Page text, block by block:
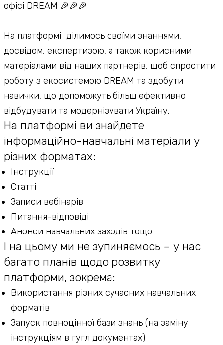
офісі DREAM 🎉🎉🎉
На платформі ділимось своїми знаннями,
досвідом, експертизою, а також корисними
матеріалами від наших партнерів, щоб спростити
роботу з екосистемою DREAM та здобути
навички, що допоможуть більш ефективно
відбудувати та модернізувати Україну.
На платформі ви знайдете
інформаційно-навчальні матеріали у
різних форматах:
Інструкції
Статті
Записи вебінарів
Питання-відповіді
Анонси навчальних заходів тощо
І на цьому ми не зупиняємось – у нас
багато планів щодо розвитку
платформи, зокрема:
Використання різних сучасних навчальних
форматів
Запуск повноцінної бази знань (на заміну
інструкціям в гугл документах)